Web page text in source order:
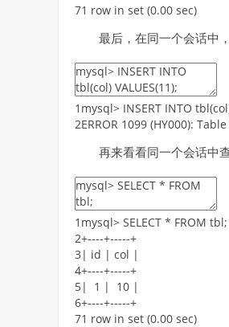
71 row in set (0.00 sec)
最后，在同一个会话中
1
2
mysql> INSERT INTO tbl(col
ERROR 1099 (HY000): Table
再来看看同一个会话中
1
2
3
4
5
6
7
mysql> SELECT * FROM tbl;
+----+-----+
| id | col |
+----+-----+
|
1 | 10 |
+----+-----+
1 row in set (0.00 sec)